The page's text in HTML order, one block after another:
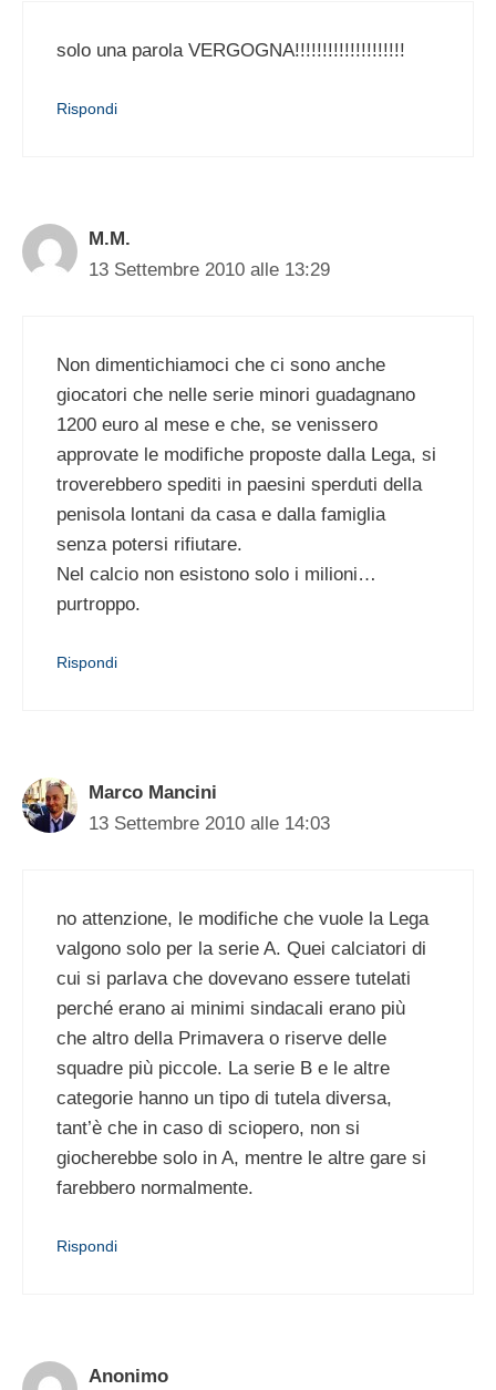
solo una parola VERGOGNA!!!!!!!!!!!!!!!!!!!!
Rispondi
M.M.
13 Settembre 2010 alle 13:29
Non dimentichiamoci che ci sono anche
giocatori che nelle serie minori guadagnano
1200 euro al mese e che, se venissero
approvate le modifiche proposte dalla Lega, si
troverebbero spediti in paesini sperduti della
penisola lontani da casa e dalla famiglia
senza potersi rifiutare.
Nel calcio non esistono solo i milioni…
purtroppo.
Rispondi
Marco Mancini
13 Settembre 2010 alle 14:03
no attenzione, le modifiche che vuole la Lega
valgono solo per la serie A. Quei calciatori di
cui si parlava che dovevano essere tutelati
perché erano ai minimi sindacali erano più
che altro della Primavera o riserve delle
squadre più piccole. La serie B e le altre
categorie hanno un tipo di tutela diversa,
tant’è che in caso di sciopero, non si
giocherebbe solo in A, mentre le altre gare si
farebbero normalmente.
Rispondi
Anonimo